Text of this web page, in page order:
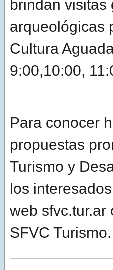
brindan visitas
arqueológicas
Cultura
9:00,10:00,
Para conocer
propuestas
Turismo y
los
web sfvc.tur.ar
SFVC Turismo.